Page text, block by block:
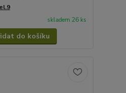
skladem 26 ks
do košíku